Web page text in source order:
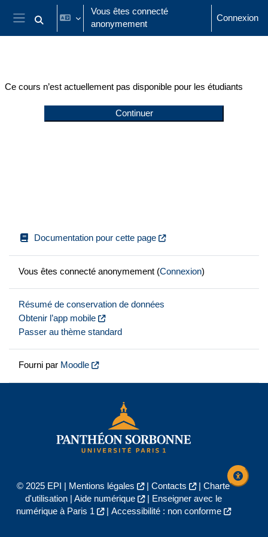
Passer au contenu principal
Panneau latéral
Activer/désactiver la saisie de recherche
Vous êtes connecté
anonymement
Connexion
Ce cours n’est actuellement pas disponible pour les étudiants
Continuer
Documentation pour cette page
Vous êtes connecté anonymement (Connexion)
Résumé de conservation de données
Obtenir l’app mobile
Passer au thème standard
Fourni par Moodle
© 2025 EPI | Mentions légales | Contacts | Charte
d'utilisation| Aide numérique |
Enseigner avec le
numérique à Paris 1
| Accessibilité : non conforme